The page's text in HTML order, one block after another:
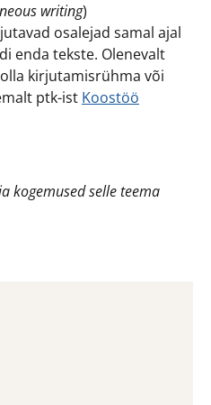
writing)
osalejad samal ajal
enda tekste. Olenevalt
kirjutamisrühma või
ptk-ist Koostöö
kogemused selle teema